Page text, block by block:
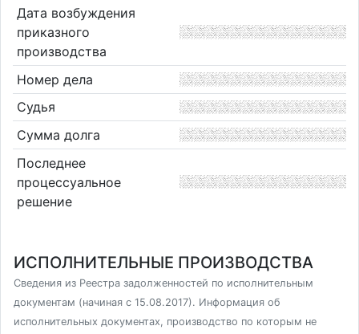
Дата возбуждения
приказного
производства
Номер дела
Судья
Сумма долга
Последнее
процессуальное
решение
ИСПОЛНИТЕЛЬНЫЕ ПРОИЗВОДСТВА
Сведения из Реестра задолженностей по исполнительным
документам (начиная с 15.08.2017). Информация об
исполнительных документах, производство по которым не